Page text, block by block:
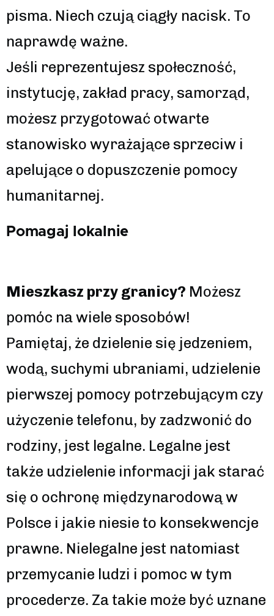
pisma. Niech czują ciągły nacisk. To
naprawdę ważne.
Jeśli reprezentujesz społeczność,
instytucję, zakład pracy, samorząd,
możesz przygotować otwarte
stanowisko wyrażające sprzeciw i
apelujące o dopuszczenie pomocy
humanitarnej.
Pomagaj lokalnie
Mieszkasz przy granicy? Możesz
pomóc na wiele sposobów!
Pamiętaj, że dzielenie się jedzeniem,
wodą, suchymi ubraniami, udzielenie
pierwszej pomocy potrzebującym czy
użyczenie telefonu, by zadzwonić do
rodziny, jest legalne. Legalne jest
także udzielenie informacji jak starać
się o ochronę międzynarodową w
Polsce i jakie niesie to konsekwencje
prawne. Nielegalne jest natomiast
przemycanie ludzi i pomoc w tym
procederze. Za takie może być uznane